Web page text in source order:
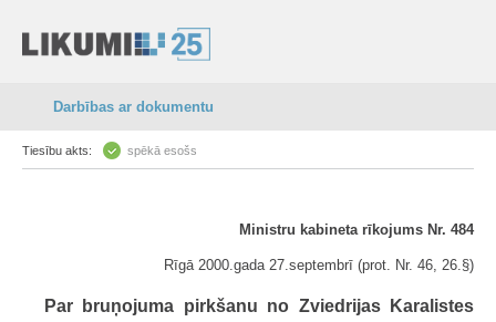
Darbības ar dokumentu
Tiesību akts: spēkā esošs
Ministru kabineta rīkojums Nr. 484
Rīgā 2000.gada 27.septembrī (prot. Nr. 46, 26.§)
Par bruņojuma pirkšanu no Zviedrijas Karalistes